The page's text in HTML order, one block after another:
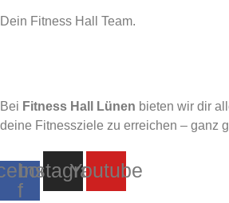
Dein Fitness Hall Team.
Bei Fitness Hall Lünen bieten wir dir
deine Fitnessziele zu erreichen – ganz
f
Instagram
Youtube